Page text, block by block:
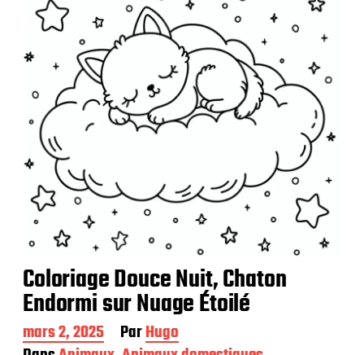
i
Coloriage Douce Nuit, Chaton
Endormi sur Nuage Étoilé
D
a
mars 2, 2025 ParHugo